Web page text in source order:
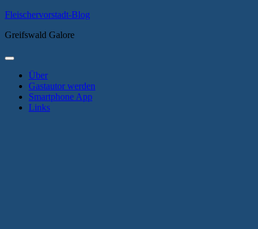
Zum
springen
Fleischervorstadt-Blog
Greifswald Galore
Primäres
Über
Gastautor werden
Smartphone App
Links